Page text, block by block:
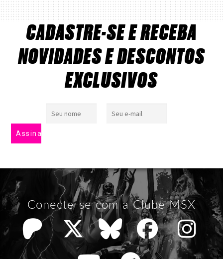
CADASTRE-SE E RECEBA
NOVIDADES E DESCONTOS
EXCLUSIVOS
Conecte-se com a Clube MSX